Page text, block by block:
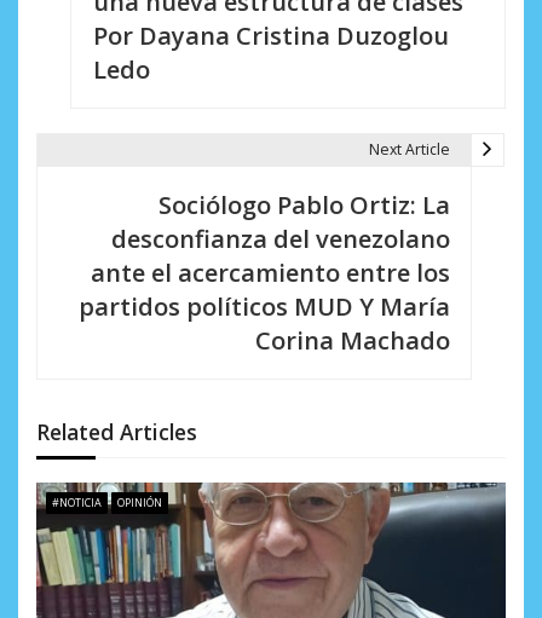
e
n
t
r
a
Por Dayana Cristina Duzoglou
Ledo
Next Article
Sociólogo Pablo Ortiz: La
desconfianza del venezolano
ante el acercamiento entre los
partidos políticos MUD Y María
Corina Machado
Related Articles
#NOTICIA OPINIÓN